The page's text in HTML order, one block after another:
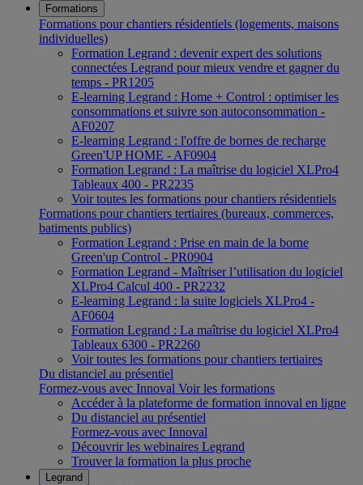
Formations
Formations pour chantiers résidentiels (logements, maisons
individuelles)
Formation Legrand : devenir expert des solutions
connectées Legrand pour mieux vendre et gagner du
temps - PR1205
E-learning Legrand : Home + Control : optimiser les
consommations et suivre son autoconsommation -
AF0207
E-learning Legrand : l'offre de bornes de recharge
Green'UP HOME - AF0904
Formation Legrand : La maîtrise du logiciel XLPro4
Tableaux 400 - PR2235
Voir toutes les formations pour chantiers résidentiels
Formations pour chantiers tertiaires (bureaux, commerces,
batiments publics)
Formation Legrand : Prise en main de la borne
Green'up Control - PR0904
Formation Legrand - Maîtriser l’utilisation du logiciel
XLPro4 Calcul 400 - PR2232
E-learning Legrand : la suite logiciels XLPro4 -
AF0604
Formation Legrand : La maîtrise du logiciel XLPro4
Tableaux 6300 - PR2260
Voir toutes les formations pour chantiers tertiaires
Du distanciel au présentiel
Formez-vous avec Innoval Voir les formations
Accéder à la plateforme de formation innoval en ligne
Du distanciel au présentiel
Formez-vous avec Innoval
Découvrir les webinaires Legrand
Trouver la formation la plus proche
Legrand